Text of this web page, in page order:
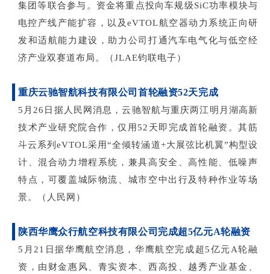
集团等联合参与。资金将重点投向车规级SiC功率模块与
电控产线产能扩容，以及eVTOL航空器动力系统正向研
发和适航能力建设，助力公司打通汽车电气化与低空经
济产业双赛道布局。（JLAE钧联电子）
重庆云驰智航科技有限公司首轮融资52天完成
5月26日据人民网消息，云驰智航与重庆两江明月湖高新
技术产业研究院合作，仅用52天即完成首轮融资。其筋
斗云系列eVTOL采用“全倾转涵道+大展弦比机翼”构型设
计、混合动力增程系统，兼具高安全、高性能、低噪声
特点，可覆盖城际物流、城市空中出行及特种作业等场
景。（人民网）
陕西华鹰众行航空科技有限公司完成超5亿元A轮融资
5月21日据华鹰航空消息，华鹰航空完成超5亿元A轮融
资，由财金惠风、青实资本、西高投、越秀产业基金、